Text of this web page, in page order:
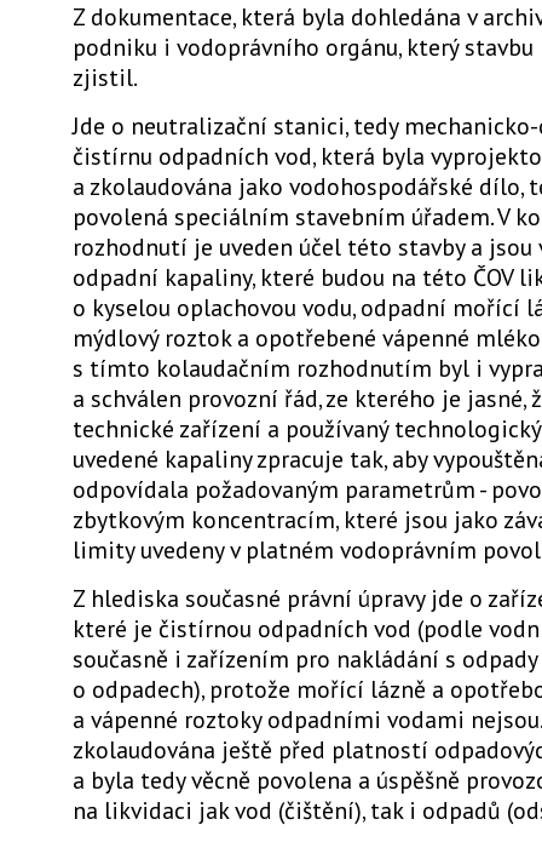
Z dokumentace, která byla dohledána v
podniku i vodoprávního orgánu, který
zjistil.
Jde o neutralizační stanici, tedy
čistírnu odpadních vod, která byla
a zkolaudována jako vodohospodářské dílo,
povolená speciálním stavebním úřadem. V
rozhodnutí je uveden účel této stavby a jsou
odpadní kapaliny, které budou na této ČOV
o kyselou oplachovou vodu, odpadní mořící
mýdlový roztok a opotřebené vápenné
s tímto kolaudačním rozhodnutím byl i
a schválen provozní řád, ze kterého je jasné,
technické zařízení a používaný
uvedené kapaliny zpracuje tak, aby
odpovídala požadovaným parametrům -
zbytkovým koncentracím, které jsou jako
limity uvedeny v platném vodoprávním
Z hlediska současné právní úpravy jde o
které je čistírnou odpadních vod (podle
současně i zařízením pro nakládání s
o odpadech), protože mořící lázně a
a vápenné roztoky odpadními vodami
zkolaudována ještě před platností
a byla tedy věcně povolena a úspěšně
na likvidaci jak vod (čištění), tak i odpadů